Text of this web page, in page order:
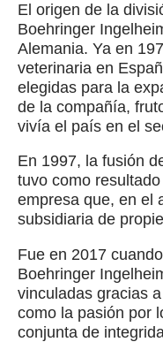
El origen de la
Boehringer
Alemania. Ya en
veterinaria en
elegidas para la
de la compañía,
vivía el país en el
En 1997, la fusión
tuvo como
empresa que, en el
subsidiaria de
Fue en 2017
Boehringer
vinculadas gracias
como la pasión por
conjunta de